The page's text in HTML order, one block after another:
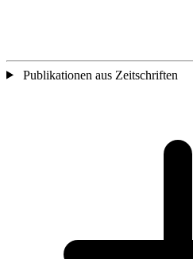
Publikationen aus Zeitschriften